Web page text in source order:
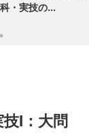
Ⅰ：大問